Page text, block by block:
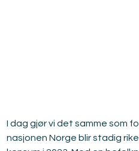
I dag gjør vi det samme som
nasjonen Norge blir stadig